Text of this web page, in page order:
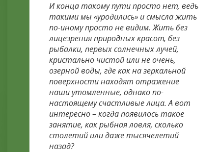
И конца такому пути просто нет, ведь
такими мы «уродились» и смысла жить
по-иному просто не видим. Жить без
лицезрения природных красот, без
рыбалки, первых солнечных лучей,
кристально чистой или не очень,
озерной воды, где как на зеркальной
поверхности находят отражение
наши утомленные, однако по-
настоящему счастливые лица. А вот
интересно – когда появилось такое
занятие, как рыбная ловля, сколько
столетий или даже тысячелетий
назад?